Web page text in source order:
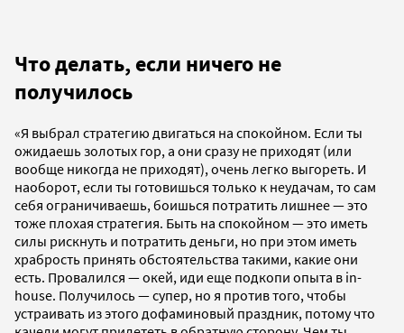
Что делать, если ничего не
получилось
«Я выбрал стратегию двигаться на спокойном. Если ты
ожидаешь золотых гор, а они сразу не приходят (или
вообще никогда не приходят), очень легко выгореть. И
наоборот, если ты готовишься только к неудачам, то сам
себя ограничиваешь, боишься потратить лишнее — это
тоже плохая стратегия. Быть на спокойном — это иметь
силы рискнуть и потратить деньги, но при этом иметь
храбрость принять обстоятельства такими, какие они
есть. Провалился — окей, иди еще подкопи опыта в in-
house. Получилось — супер, но я против того, чтобы
устраивать из этого дофаминовый праздник, потому что